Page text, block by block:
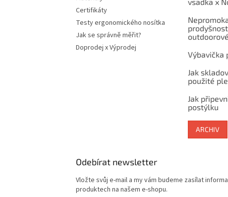
Certifikáty
Testy ergonomického nosítka
Jak se správně měřit?
Doprodej x Výprodej
prodyšnost
Výbavička
Jak
použité
Jak
postýlku
ARCHIV
Odebírat newsletter
Vložte svůj e-mail a my vám budeme zasílat
produktech na našem e-shopu.